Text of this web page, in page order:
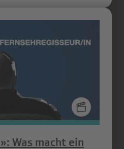
Was macht ein